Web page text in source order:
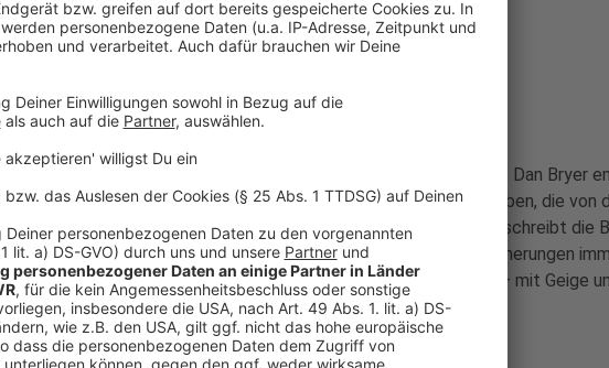
Anzeige
Die Single "Take This Heart", die in London in Zusammenarbeit mit Dan Bryer
spiegelt diese Themen wider. "Wir haben mehrere Songs geschrieben, die von
über die ich im Buch erzähle", erklärt Garvey. "Take This Heart" beschreibt die
einer Person und die Möglichkeit, besondere Momente durch Erinnerungen
erleben. Musikalisch greift der Song Garveys irische Wurzeln auf – mit Geige
unverwechselbaren Energie.
Anzeige